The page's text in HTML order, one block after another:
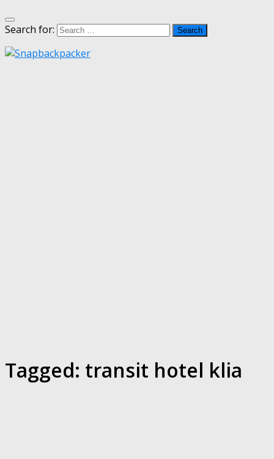
Search for:
Tagged: transit hotel klia